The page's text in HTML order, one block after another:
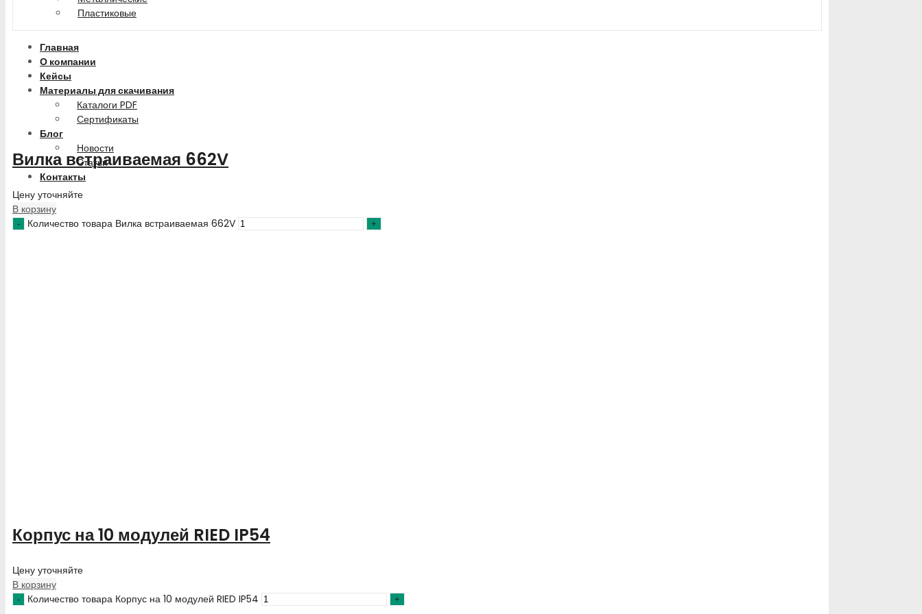
Пластиковые
Главная
О компании
Кейсы
Материалы для скачивания
Каталоги PDF
Сертификаты
Блог
Новости
Статьи
Контакты
Вилка встраиваемая 662V
Цену уточняйте
В корзину
Количество товара Вилка встраиваемая 662V
Корпус на 10 модулей RIED IP54
Цену уточняйте
В корзину
Количество товара Корпус на 10 модулей RIED IP54